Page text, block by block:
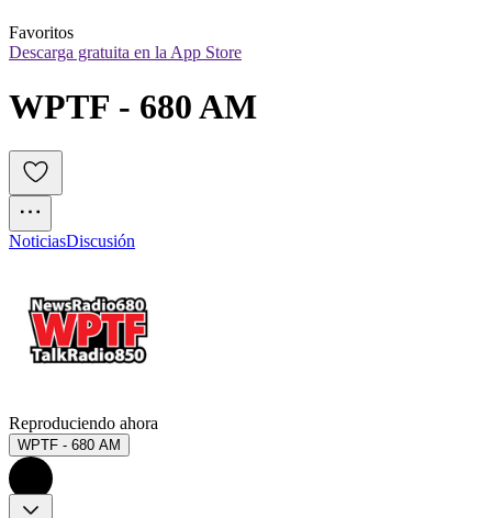
Favoritos
Descarga gratuita en la App Store
WPTF - 680 AM
NoticiasDiscusión
Reproduciendo ahora
WPTF - 680 AM